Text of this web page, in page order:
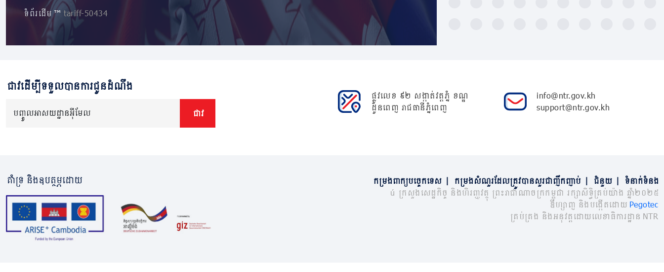
ទំព័រដើម» tariff-50434
ជាវដើម្បីទទួលបានការជូនដំណឹង
បញ្ចូលអាសយដ្ឋានអ៊ីមែល ជាវ
ផ្លូវលេខ ៩២ សង្កាត់វត្តភ្នំ ខណ្ឌ
ដូនពេញ រាជធានីភ្នំពេញ
info@ntr.gov.kh
support@ntr.gov.kh
គាំទ្រ និងឧបត្ថម្ភដោយ កម្រងពាក្យបច្ចេកទេស កម្រងសំណួរដែលត្រូវបានសួរជាញឹកញាប់ ជំនួយ
ទំនាក់ទំនង
© ក្រសួងសេដ្ឋកិច្ច និងហិរញ្ញវត្ថុ ព្រះរាជាណាចក្រកម្ពុជា រក្សាសិទ្ធិគ្រប់យ៉ាង ឆ្នាំ២០២៥
ឌីហ្សាញ និងបង្កើតដោយ Pegotec
គ្រប់គ្រង និងអនុវត្តដោយលេខាធិការដ្ឋាន NTR